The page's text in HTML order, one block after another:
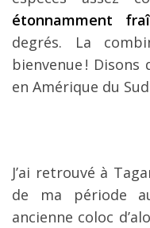
étonnamment
degrés. La
bienvenue !
en Amérique du
J’ai retrouvé à
de ma période
ancienne coloc